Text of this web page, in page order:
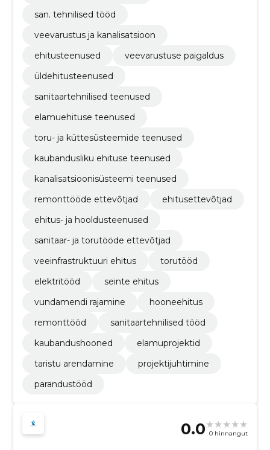
san. tehnilised tööd
veevarustus ja kanalisatsioon
ehitusteenused
veevarustuse paigaldus
üldehitusteenused
sanitaartehnilised teenused
elamuehituse teenused
toru- ja küttesüsteemide teenused
kaubandusliku ehituse teenused
kanalisatsioonisüsteemi teenused
remonttööde ettevõtjad
ehitusettevõtjad
ehitus- ja hooldusteenused
sanitaar- ja torutööde ettevõtjad
veeinfrastruktuuri ehitus
torutööd
elektritööd
seinte ehitus
vundamendi rajamine
hooneehitus
remonttööd
sanitaartehnilised tööd
kaubandushooned
elamuprojektid
taristu arendamine
projektijuhtimine
parandustööd
0.0 0 hinnangut